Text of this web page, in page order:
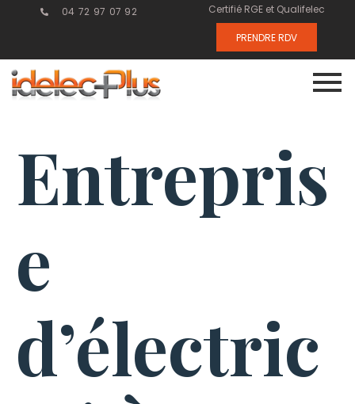
04 72 97 07 92 Certifié RGE et Qualifelec
PRENDRE RDV
Entrepris
e
d’électric